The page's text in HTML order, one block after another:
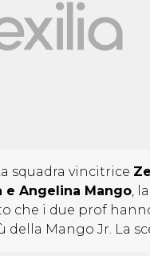
squadra vincitrice
e Angelina Mango,
che i due prof
Mango Jr. La